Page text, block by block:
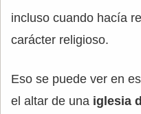
incluso cuando hacía
carácter religioso.
Eso se puede ver en
el altar de una iglesia